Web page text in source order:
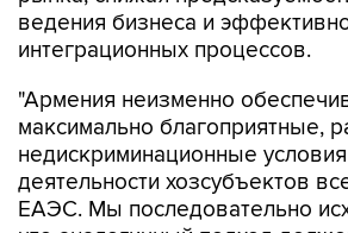
ведения бизнеса и
интеграционных процессов.
"Армения неизменно
максимально благоприятные,
недискриминационные
деятельности хозсубъектов
ЕАЭС. Мы последовательно